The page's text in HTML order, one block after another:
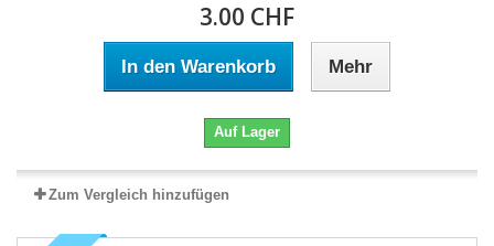
3.00 CHF
In den Warenkorb Mehr
Auf Lager
Zum Vergleich hinzufügen